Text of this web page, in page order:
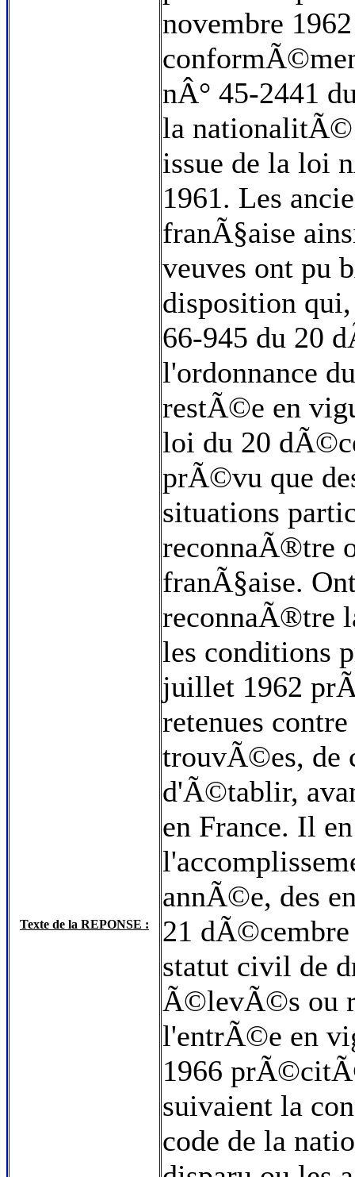
Texte de la REPONSE :
novembre
nÂ° 45-2441
la nationalitÃ©
issue de la loi
1961. Les
franÃ§aise
veuves ont pu
disposition
66-945 du 20
l'ordonnance
restÃ©e en
loi du 20
prÃ©vu que
situations
reconnaÃ®tre
franÃ§aise.
reconnaÃ®tre
les conditions
juillet 1962
retenues
trouvÃ©es, de
d'Ã©tablir,
en France. Il
annÃ©e, des
21 dÃ©cembre
statut civil de
Ã©levÃ©s ou
l'entrÃ©e en
1966
suivaient la
code de la